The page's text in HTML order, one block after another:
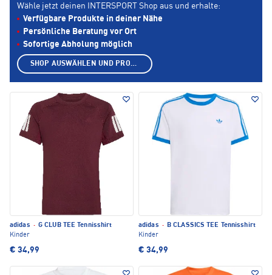
adidas · G CLUB TEE Tennisshirt
Kinder
€ 34,99
adidas · B CLASSICS TEE Tennisshirt
Kinder
€ 34,99
Wähle jetzt deinen INTERSPORT Shop aus und erhalte:
Verfügbare Produkte in deiner Nähe
Persönliche Beratung vor Ort
Sofortige Abholung möglich
SHOP AUSWÄHLEN UND PRODUKTE ANZEIGEN